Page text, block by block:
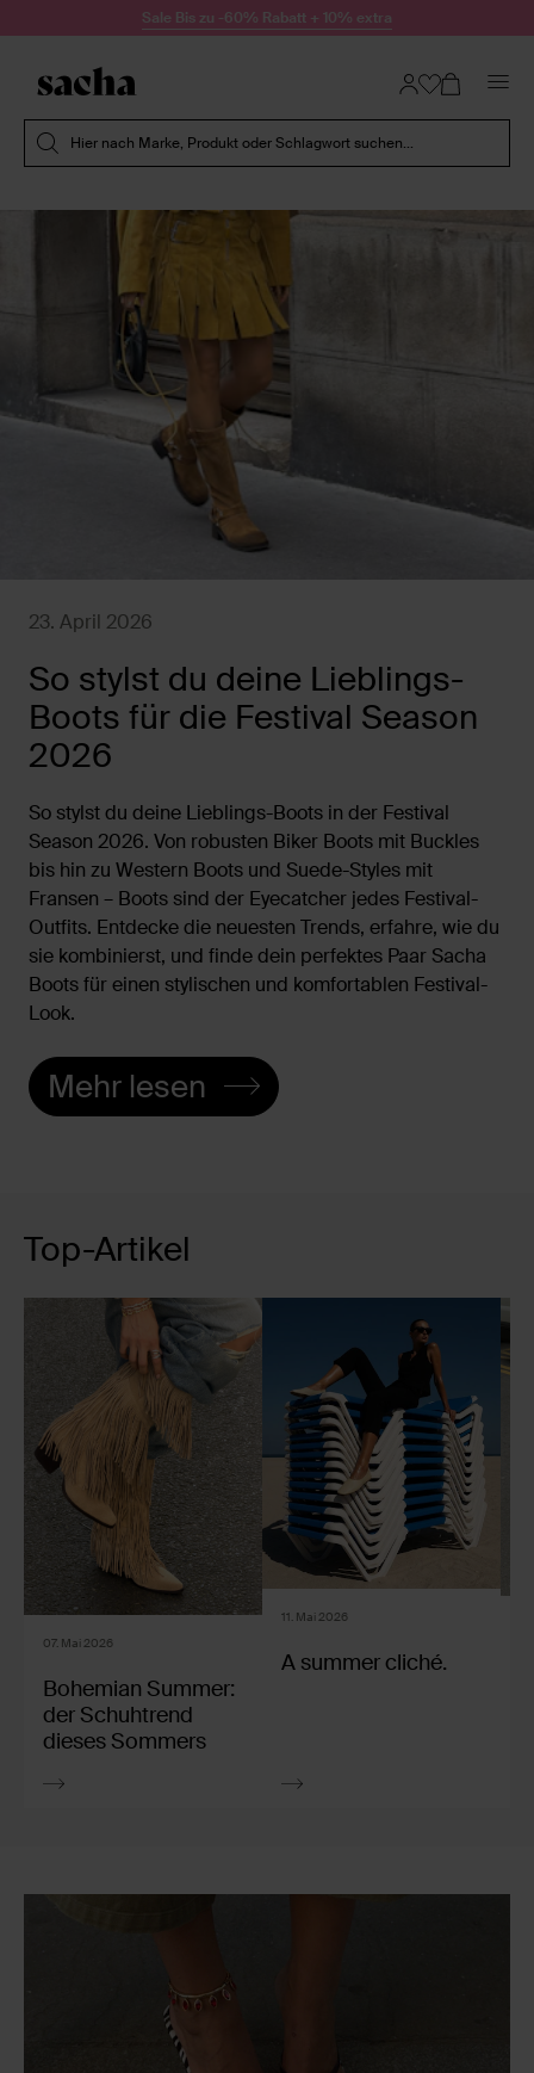
Zum Inhalt springenSale Bis zu -60% Rabatt + 10% extra
Hier nach Marke, Produkt oder Schlagwort suchen...
23. April 2026
So stylst du deine Lieblings-
Boots für die Festival Season
2026
So stylst du deine Lieblings-Boots in der Festival
Season 2026. Von robusten Biker Boots mit Buckles
bis hin zu Western Boots und Suede-Styles mit
Fransen – Boots sind der Eyecatcher jedes Festival-
Outfits. Entdecke die neuesten Trends, erfahre, wie du
sie kombinierst, und finde dein perfektes Paar Sacha
Boots für einen stylischen und komfortablen Festival-
Look.
Mehr lesen
Top-Artikel
07. Mai 2026
Bohemian Summer:
der Schuhtrend
dieses Sommers
11. Mai 2026
A summer cliché.